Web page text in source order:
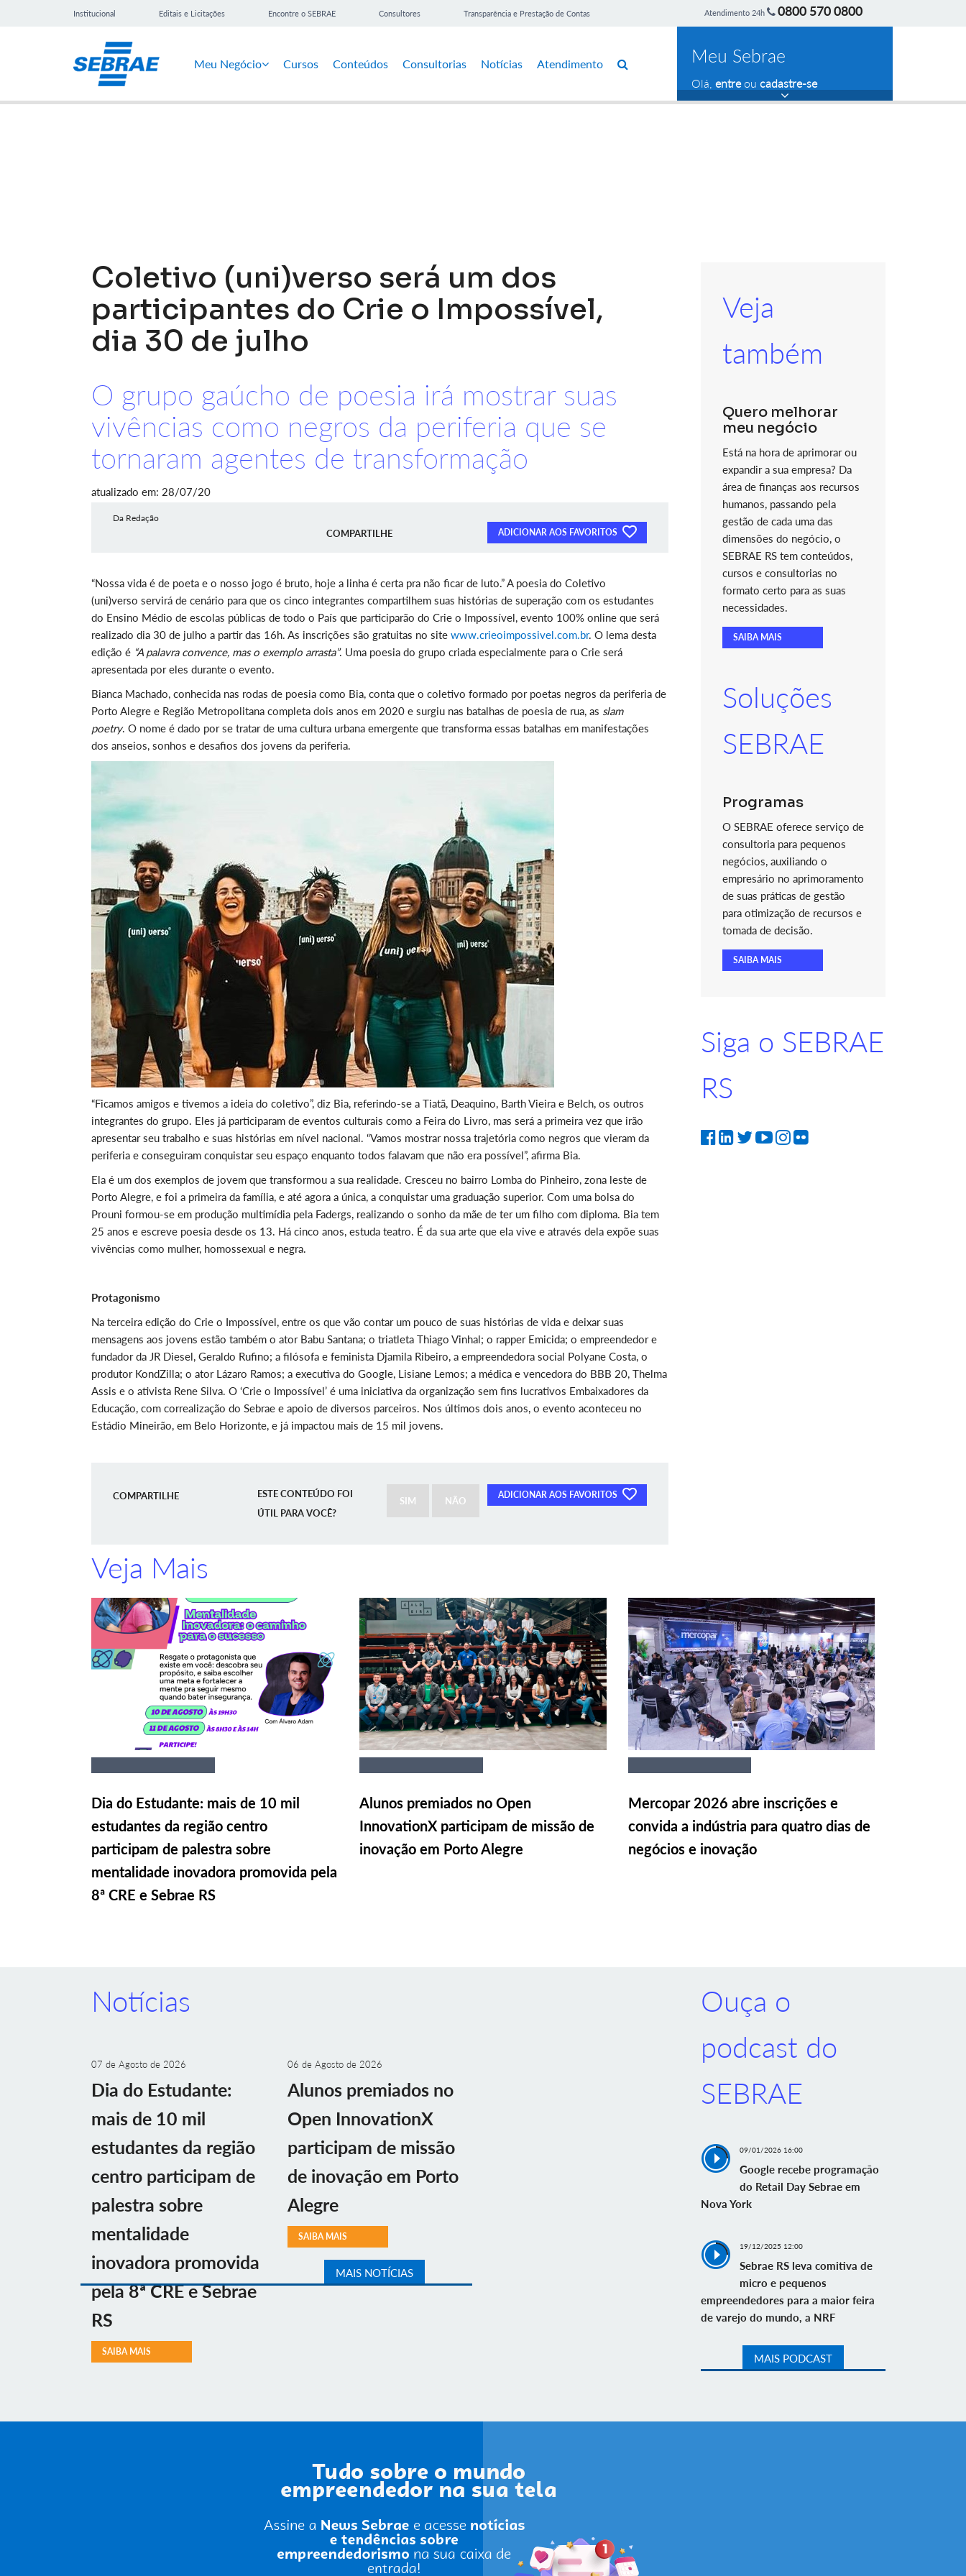
Institucional Editais e Licitações Encontre o SEBRAE Consultores Transparência e Prestação de Contas Atendimento 24h 0800 570 0800
Meu Negócio Cursos Conteúdos Consultorias Notícias Atendimento Meu Sebrae
Olá, entreou cadastre-se
Coletivo (uni)verso será um dos
participantes do Crie o Impossível,
dia 30 de julho
O grupo gaúcho de poesia irá mostrar suas
vivências como negros da periferia que se
tornaram agentes de transformação
atualizado em: 28/07/20
Da Redação
COMPARTILHE ADICIONAR AOS FAVORITOS
“Nossa vida é de poeta e o nosso jogo é bruto, hoje a linha é certa pra não ficar de luto.” A poesia do Coletivo
(uni)verso servirá de cenário para que os cinco integrantes compartilhem suas histórias de superação com os estudantes
do Ensino Médio de escolas públicas de todo o País que participarão do Crie o Impossível, evento 100% online que será
realizado dia 30 de julho a partir das 16h. As inscrições são gratuitas no site www.crieoimpossivel.com.br. O lema desta
edição é “A palavra convence, mas o exemplo arrasta”. Uma poesia do grupo criada especialmente para o Crie será
apresentada por eles durante o evento.
Bianca Machado, conhecida nas rodas de poesia como Bia, conta que o coletivo formado por poetas negros da periferia de
Porto Alegre e Região Metropolitana completa dois anos em 2020 e surgiu nas batalhas de poesia de rua, as slam
poetry. O nome é dado por se tratar de uma cultura urbana emergente que transforma essas batalhas em manifestações
dos anseios, sonhos e desafios dos jovens da periferia.
“Ficamos amigos e tivemos a ideia do coletivo”, diz Bia, referindo-se a Tiatã, Deaquino, Barth Vieira e Belch, os outros
integrantes do grupo. Eles já participaram de eventos culturais como a Feira do Livro, mas será a primeira vez que irão
apresentar seu trabalho e suas histórias em nível nacional. “Vamos mostrar nossa trajetória como negros que vieram da
periferia e conseguiram conquistar seu espaço enquanto todos falavam que não era possível”, afirma Bia.
Ela é um dos exemplos de jovem que transformou a sua realidade. Cresceu no bairro Lomba do Pinheiro, zona leste de
Porto Alegre, e foi a primeira da família, e até agora a única, a conquistar uma graduação superior. Com uma bolsa do
Prouni formou-se em produção multimídia pela Fadergs, realizando o sonho da mãe de ter um filho com diploma. Bia tem
25 anos e escreve poesia desde os 13. Há cinco anos, estuda teatro. É da sua arte que ela vive e através dela expõe suas
vivências como mulher, homossexual e negra.
Protagonismo
Na terceira edição do Crie o Impossível, entre os que vão contar um pouco de suas histórias de vida e deixar suas
mensagens aos jovens estão também o ator Babu Santana; o triatleta Thiago Vinhal; o rapper Emicida; o empreendedor e
fundador da JR Diesel, Geraldo Rufino; a filósofa e feminista Djamila Ribeiro, a empreendedora social Polyane Costa, o
produtor KondZilla; o ator Lázaro Ramos; a executiva do Google, Lisiane Lemos; a médica e vencedora do BBB 20, Thelma
Assis e o ativista Rene Silva. O ‘Crie o Impossível’ é uma iniciativa da organização sem fins lucrativos Embaixadores da
Educação, com correalização do Sebrae e apoio de diversos parceiros. Nos últimos dois anos, o evento aconteceu no
Estádio Mineirão, em Belo Horizonte, e já impactou mais de 15 mil jovens.
COMPARTILHE ADICIONAR AOS FAVORITOS
ESTE CONTEÚDO FOI
ÚTIL PARA VOCÊ?
SIM NÃO
Veja
também
Quero melhorar
meu negócio
Está na hora de aprimorar ou
expandir a sua empresa? Da
área de finanças aos recursos
humanos, passando pela
gestão de cada uma das
dimensões do negócio, o
SEBRAE RS tem conteúdos,
cursos e consultorias no
formato certo para as suas
necessidades.
SAIBA MAIS
Soluções
SEBRAE
Programas
O SEBRAE oferece serviço de
consultoria para pequenos
negócios, auxiliando o
empresário no aprimoramento
de suas práticas de gestão
para otimização de recursos e
tomada de decisão.
SAIBA MAIS
Siga o SEBRAE
RS
Veja Mais
Dia do Estudante: mais de 10 mil
estudantes da região centro
participam de palestra sobre
mentalidade inovadora promovida pela
8ª CRE e Sebrae RS
Alunos premiados no Open
InnovationX participam de missão de
inovação em Porto Alegre
Mercopar 2026 abre inscrições e
convida a indústria para quatro dias de
negócios e inovação
Notícias
07 de Agosto de 2026
Dia do Estudante:
mais de 10 mil
estudantes da região
centro participam de
palestra sobre
mentalidade
inovadora promovida
pela 8ª CRE e Sebrae
RS
SAIBA MAIS
06 de Agosto de 2026
Alunos premiados no
Open InnovationX
participam de missão
de inovação em Porto
Alegre
SAIBA MAIS
MAIS NOTÍCIAS
Ouça o
podcast do
SEBRAE
09/01/2026 16:00
Google recebe programação
do Retail Day Sebrae em
Nova York
19/12/2025 12:00
Sebrae RS leva comitiva de
micro e pequenos
empreendedores para a maior feira
de varejo do mundo, a NRF
MAIS PODCAST